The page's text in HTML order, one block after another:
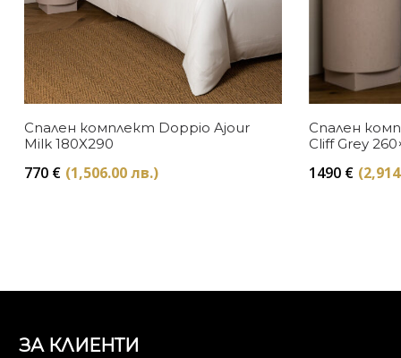
Спален комплект Doppio Ajour
Milk 180X290
770 € (1,506.00 лв.)
Спален
Cliff Grey
1490 €
ЗА КЛИЕНТИ